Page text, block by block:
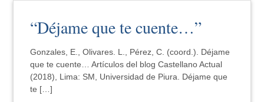
“Déjame que te cuente…”
Gonzales, E., Olivares. L., Pérez, C. (coord.). Déjame
que te cuente… Artículos del blog Castellano Actual
(2018), Lima: SM, Universidad de Piura. Déjame que
te […]